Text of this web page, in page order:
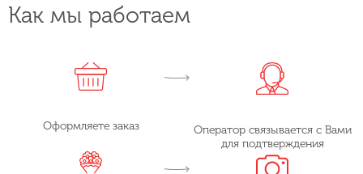
Как мы работаем
Оформляете заказ
Оператор связывается с Вами
для подтверждения